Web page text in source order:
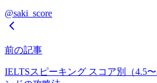
@saki_score
前の記事
IELTSスピーキング スコア別（4.5